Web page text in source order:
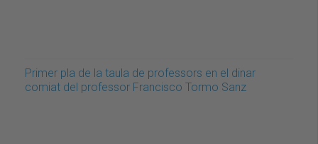
Primer pla de la taula de professors en el dinar
comiat del professor Francisco Tormo Sanz